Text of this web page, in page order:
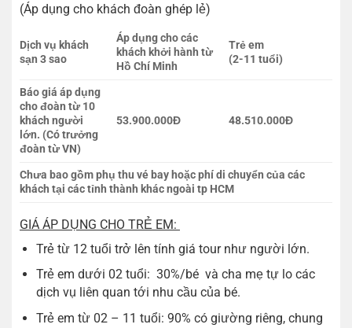
(Áp dụng cho khách đoàn ghép lẻ)
Dịch vụ khách
sạn 3 sao
Áp dụng cho các
khách khởi hành từ
Hồ Chí Minh
Trẻ em
(2-11 tuổi)
Báo giá áp dụng
cho đoàn từ 10
khách người
lớn. (Có trưởng
đoàn từ VN)
53.900.000Đ 48.510.000Đ
Chưa bao gồm phụ thu vé bay hoặc phí di chuyển của các
khách tại các tỉnh thành khác ngoài tp HCM
GIÁ ÁP DỤNG CHO TRẺ EM:
Trẻ từ 12 tuổi trở lên tính giá tour như người lớn.
Trẻ em dưới 02 tuổi: 30%/bé và cha mẹ tự lo các
dịch vụ liên quan tới nhu cầu của bé.
Trẻ em từ 02 – 11 tuổi: 90% có giường riêng, chung